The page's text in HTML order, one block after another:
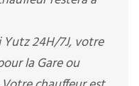
Yutz 24H/7J, votre
la Gare ou